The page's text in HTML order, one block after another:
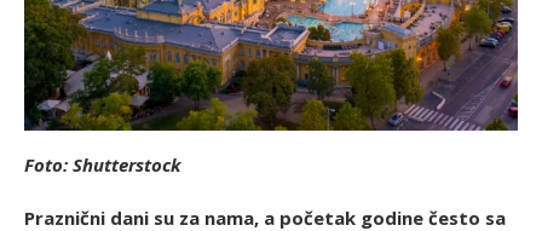
Foto: Shutterstock
Praznični dani su za nama, a početak godine često sa